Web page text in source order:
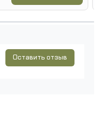
Оставить отзыв